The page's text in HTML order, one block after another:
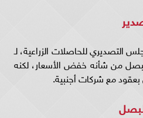
التصديري للحاصلات الزراعية، لـ
البصل من شأنه خفض الأسعار، لكنه
بعقود مع شركات أجنبية.